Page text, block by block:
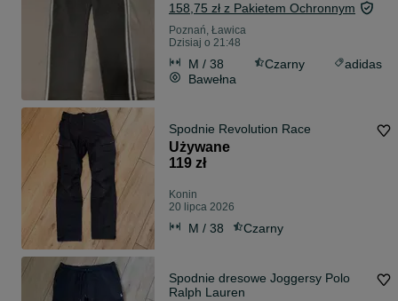
158,75 zł z Pakietem Ochronnym
Poznań, Ławica
Dzisiaj o 21:48
M / 38 Czarny
adidas
Bawełna
Spodnie Revolution Race
Używane
119 zł
Konin
20 lipca 2026
M / 38 Czarny
Spodnie dresowe Joggersy Polo
Ralph Lauren